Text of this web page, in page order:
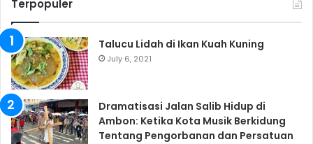
Terpopuler
Talucu Lidah di Ikan Kuah Kuning
July 6, 2021
Dramatisasi Jalan Salib Hidup di
Ambon: Ketika Kota Musik Berkidung
Tentang Pengorbanan dan Persatuan